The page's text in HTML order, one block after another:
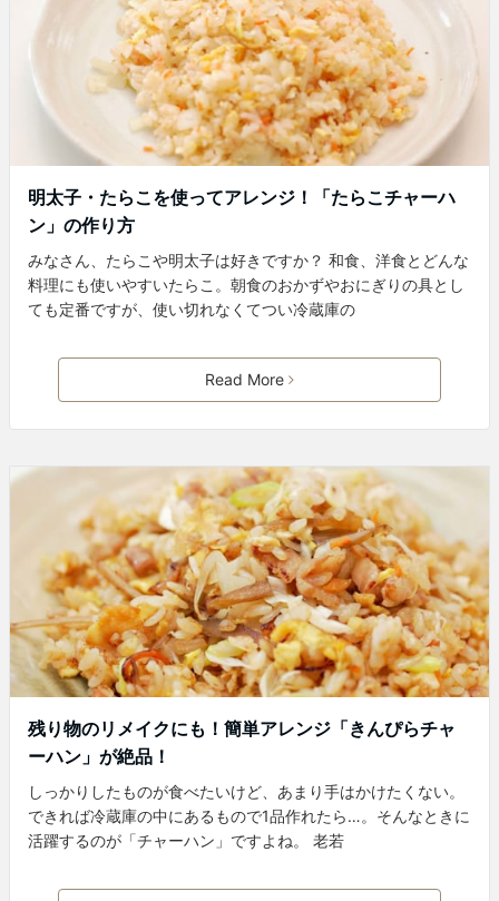
明太子・たらこを使ってアレンジ！「たらこチャーハ
ン」の作り方
みなさん、たらこや明太子は好きですか？ 和食、洋食とどんな
料理にも使いやすいたらこ。朝食のおかずやおにぎりの具とし
ても定番ですが、使い切れなくてつい冷蔵庫の
Read More
残り物のリメイクにも！簡単アレンジ「きんぴらチャ
ーハン」が絶品！
しっかりしたものが食べたいけど、あまり手はかけたくない。
できれば冷蔵庫の中にあるもので1品作れたら…。そんなときに
活躍するのが「チャーハン」ですよね。 老若